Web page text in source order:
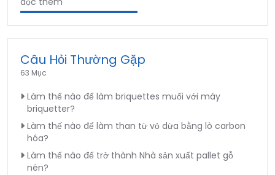
Câu Hỏi Thường Gặp
63 Mục
Làm thế nào để làm briquettes muối với máy
briquetter?
Làm thế nào để làm than từ vỏ dừa bằng lò carbon
hóa?
Làm thế nào để trở thành Nhà sản xuất pallet gỗ
nén?